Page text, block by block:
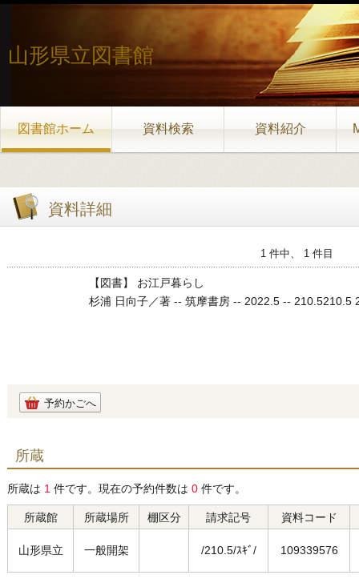
山形県立図書館
図書館ホーム 資料検索 資料紹介
資料詳細
1 件中、 1 件目
【図書】 お江戸暮らし
杉浦 日向子／著 -- 筑摩書房 -- 2022.5 -- 210.5210.5
予約かごへ
所蔵
所蔵は 1 件です。現在の予約件数は 0 件です。
所蔵館 所蔵場所 棚区分 請求記号 資料コード
山形県立 一般開架 /210.5/ｽｷﾞ/ 109339576